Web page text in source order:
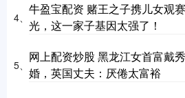
4、
牛盈宝配资 赌王之子携儿女观
光，这一家子基因太强了！
5、
网上配资炒股 黑龙江女首富戴
婚，英国丈夫：厌倦太富裕